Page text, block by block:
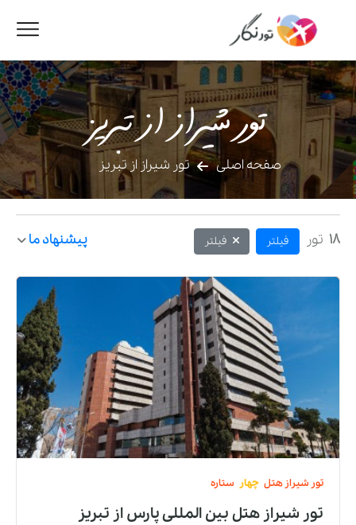
تور شیراز از تبریز
صفحه اصلی تور شیراز از تبریز
18 تور فیلتر فیلتر پیشنهاد ما
تور شیراز هتل چهار ستاره
تور شیراز هتل بین المللی پارساز تبریز